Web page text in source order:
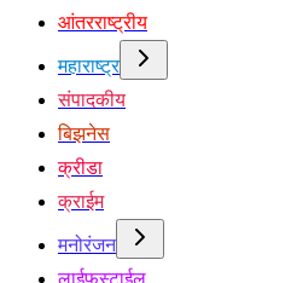
आंतरराष्ट्रीय
महाराष्ट्र
संपादकीय
बिझनेस
क्रीडा
क्राईम
मनोरंजन
लाईफस्टाईल